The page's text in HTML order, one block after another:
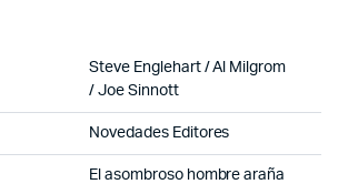
Steve Englehart / Al Milgrom
/ Joe Sinnott
Novedades Editores
El asombroso hombre araña